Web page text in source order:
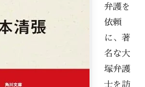
弁護を
依頼
に、著
名な大
塚弁護
士を訪